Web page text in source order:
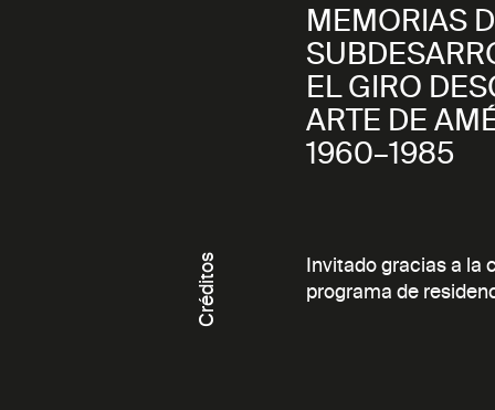
MEMORIAS
EL GIRO
ARTE DE
1960–1985
Créditos
Invitado gracias a la
programa de